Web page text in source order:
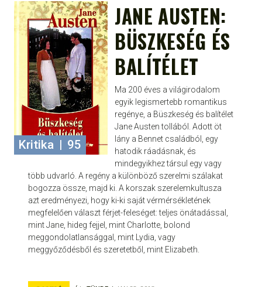
Kritika | 95
JANE AUSTEN:
BÜSZKESÉG ÉS
BALÍTÉLET
Ma 200 éves a világirodalom
egyik legismertebb romantikus
regénye, a Büszkeség és balítélet
Jane Austen tollából. Adott öt
lány a Bennet családból, egy
hatodik ráadásnak, és
mindegyikhez társul egy vagy
több udvarló. A regény a különböző szerelmi szálakat
bogozza össze, majd ki. A korszak szerelemkultusza
azt eredményezi, hogy ki-ki saját vérmérsékletének
megfelelően választ férjet-feleséget: teljes önátadással,
mint Jane, hideg fejjel, mint Charlotte, bolond
meggondolatlansággal, mint Lydia, vagy
meggyőződésből és szeretetből, mint Elizabeth.